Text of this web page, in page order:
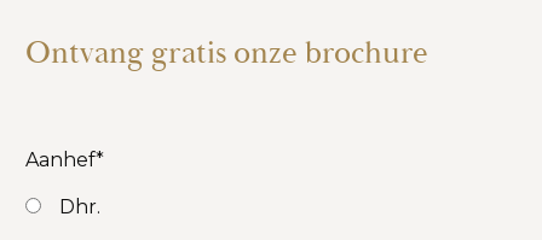
Ontvang gratis onze brochure
Aanhef*
Dhr.